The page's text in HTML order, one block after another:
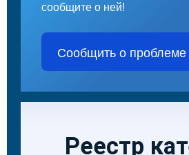
сообщите о ней!
Сообщить о проблеме